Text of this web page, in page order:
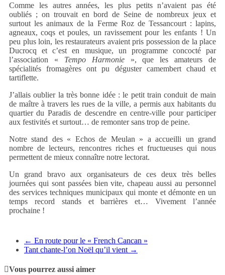
Comme les autres années, les plus petits n’avaient pas été
oubliés ; on trouvait en bord de Seine de nombreux jeux et
surtout les animaux de la Ferme Roz de Tessancourt : lapins,
agneaux, coqs et poules, un ravissement pour les enfants ! Un
peu plus loin, les restaurateurs avaient pris possession de la place
Ducrocq et c’est en musique, un programme concocté par
l’association « Tempo Harmonie», que les amateurs de
spécialités fromagères ont pu déguster camembert chaud et
tartiflette.
J’allais oublier la très bonne idée : le petit train conduit de main
de maître à travers les rues de la ville, a permis aux habitants du
quartier du Paradis de descendre en centre-ville pour participer
aux festivités et surtout… de remonter sans trop de peine.
Notre stand des « Echos de Meulan » a accueilli un grand
nombre de lecteurs, rencontres riches et fructueuses qui nous
permettent de mieux connaître notre lectorat.
Un grand bravo aux organisateurs de ces deux très belles
journées qui sont passées bien vite, chapeau aussi au personnel
des services techniques municipaux qui monte et démonte en un
temps record stands et barrières et… Vivement l’année
prochaine !
← En route pour le « French Cancan »
Tant chante-l’on Noël qu’il vient →
Vous pourrez aussi aimer